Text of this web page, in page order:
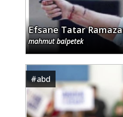
Efsane Tatar
mahmut balpetek
#abd